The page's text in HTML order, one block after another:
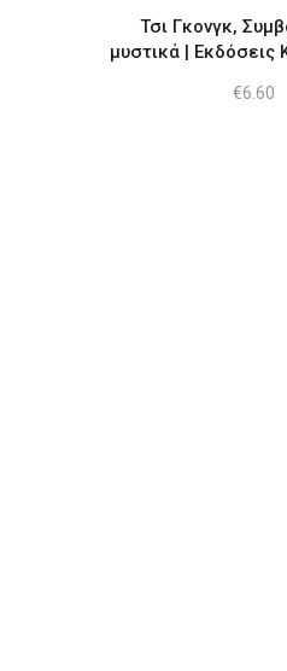
Τσι Γκονγκ,
μυστικά | Εκδόσεις
€6.60